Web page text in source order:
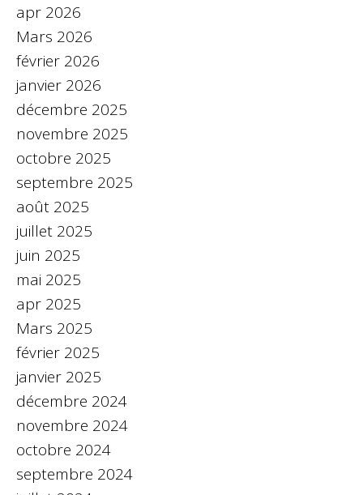
apr 2026
Mars 2026
février 2026
janvier 2026
décembre 2025
novembre 2025
octobre 2025
septembre 2025
août 2025
juillet 2025
juin 2025
mai 2025
apr 2025
Mars 2025
février 2025
janvier 2025
décembre 2024
novembre 2024
octobre 2024
septembre 2024